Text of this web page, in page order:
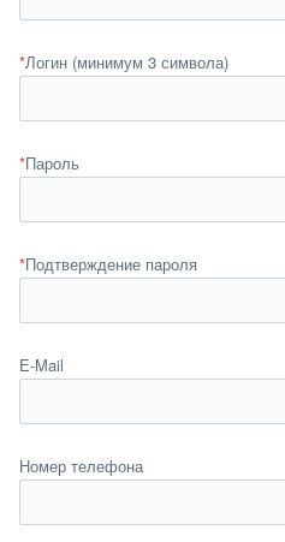
*Логин (минимум 3 символа)
*Пароль
*Подтверждение пароля
E-Mail
Номер телефона